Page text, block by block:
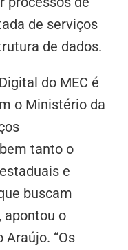
de serviços
de dados.
do MEC é
o Ministério da
tanto o
e
buscam
apontou o
Araújo. “Os